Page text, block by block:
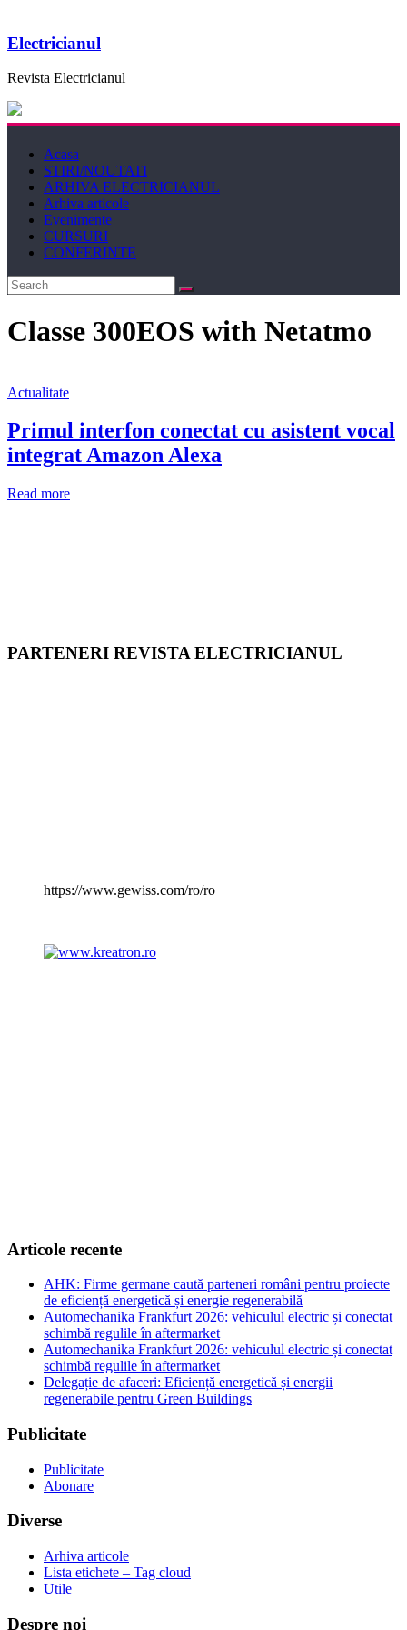
Electricianul
Revista Electricianul
Acasa
STIRI/NOUTATI
ARHIVA ELECTRICIANUL
Arhiva articole
Evenimente
CURSURI
CONFERINTE
Classe 300EOS with Netatmo
Actualitate
Primul interfon conectat cu asistent vocal
integrat Amazon Alexa
Read more
PARTENERI REVISTA ELECTRICIANUL
https://www.gewiss.com/ro/ro
Articole recente
AHK: Firme germane caută parteneri români pentru proiecte
de eficiență energetică și energie regenerabilă
Automechanika Frankfurt 2026: vehiculul electric și conectat
schimbă regulile în aftermarket
Automechanika Frankfurt 2026: vehiculul electric și conectat
schimbă regulile în aftermarket
Delegație de afaceri: Eficiență energetică și energii
regenerabile pentru Green Buildings
Publicitate
Publicitate
Abonare
Diverse
Arhiva articole
Lista etichete – Tag cloud
Utile
Despre noi